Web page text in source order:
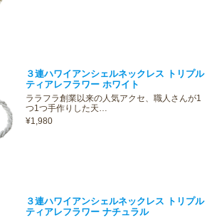
３連ハワイアンシェルネックレス トリプル
ティアレフラワー ホワイト
ララフラ創業以来の人気アクセ、職人さんが1
つ1つ手作りした天…
¥1,980
３連ハワイアンシェルネックレス トリプル
ティアレフラワー ナチュラル